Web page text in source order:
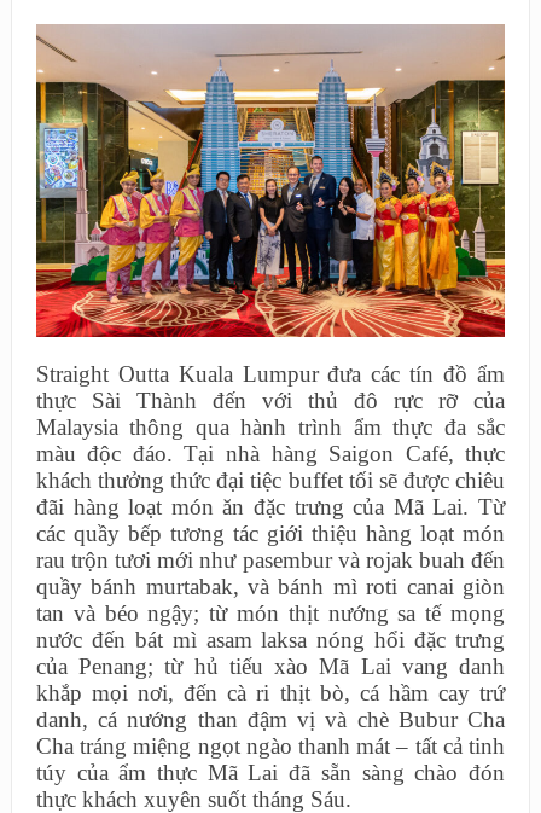
Straight Outta Kuala Lumpur đưa các tín đồ ẩm
thực Sài Thành đến với thủ đô rực rỡ của
Malaysia thông qua hành trình ẩm thực đa sắc
màu độc đáo. Tại nhà hàng Saigon Café, thực
khách thưởng thức đại tiệc buffet tối sẽ được chiêu
đãi hàng loạt món ăn đặc trưng của Mã Lai. Từ
các quầy bếp tương tác giới thiệu hàng loạt món
rau trộn tươi mới như pasembur và rojak buah đến
quầy bánh murtabak, và bánh mì roti canai giòn
tan và béo ngậy; từ món thịt nướng sa tế mọng
nước đến bát mì asam laksa nóng hổi đặc trưng
của Penang; từ hủ tiếu xào Mã Lai vang danh
khắp mọi nơi, đến cà ri thịt bò, cá hầm cay trứ
danh, cá nướng than đậm vị và chè Bubur Cha
Cha tráng miệng ngọt ngào thanh mát – tất cả tinh
túy của ẩm thực Mã Lai đã sẵn sàng chào đón
thực khách xuyên suốt tháng Sáu.